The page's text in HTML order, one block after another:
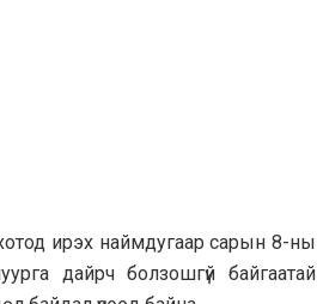
ирэх наймдугаар сарын 8-ны
дайрч болзошгүй байгаатай